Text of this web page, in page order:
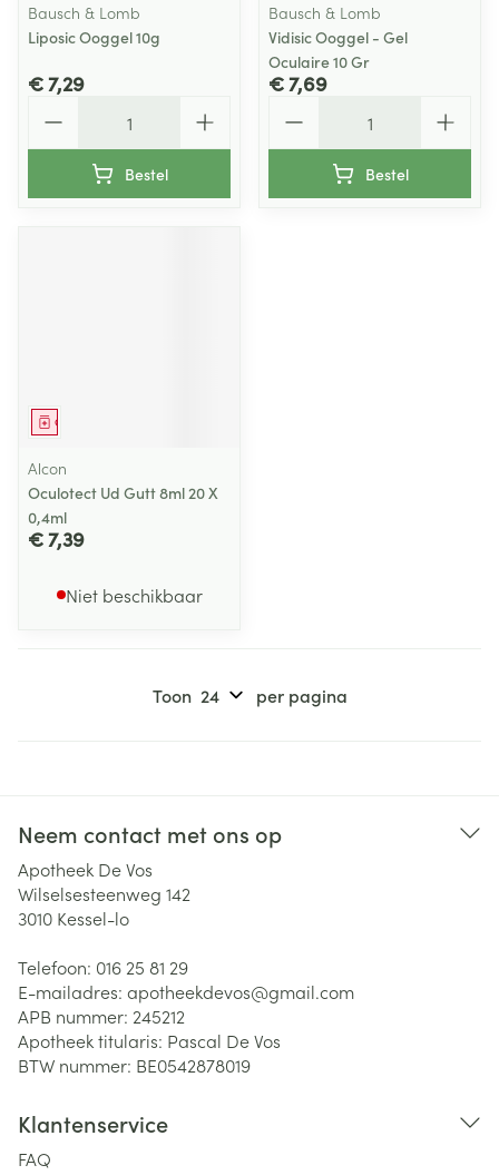
Bausch & Lomb
Liposic Ooggel 10g
€ 7,29
Bestel
Bausch & Lomb
Vidisic Ooggel - Gel
Oculaire 10 Gr
€ 7,69
Bestel
Geneesmiddel
Alcon
Oculotect Ud Gutt 8ml 20 X
0,4ml
€ 7,39
Niet beschikbaar
Toon per pagina
Neem contact met ons op
Apotheek De Vos
Wilselsesteenweg 142
3010 Kessel-lo
Telefoon: 016 25 81 29
E-mailadres: apotheekdevos@gmail.com
APB nummer: 245212
Apotheek titularis: Pascal De Vos
BTW nummer: BE0542878019
Klantenservice
FAQ